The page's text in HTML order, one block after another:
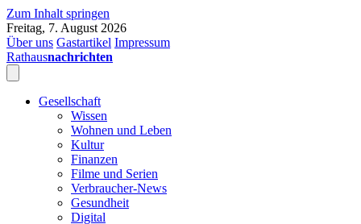
Zum Inhalt springen
Freitag, 7. August 2026
Über uns Gastartikel Impressum
Rathausnachrichten
Gesellschaft
Wissen
Wohnen und Leben
Kultur
Finanzen
Filme und Serien
Verbraucher-News
Gesundheit
Digital